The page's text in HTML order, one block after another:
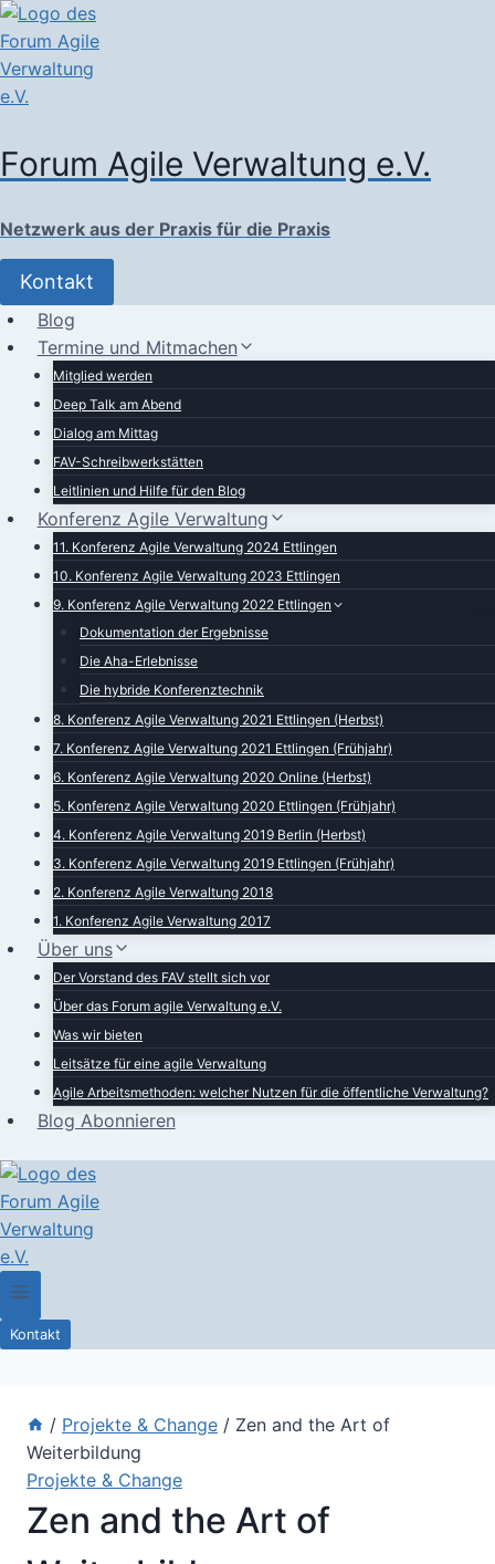
Zum
Inhalt
springen
Forum Agile Verwaltung e.V.
Netzwerk aus der Praxis für die Praxis
Kontakt
Blog
Termine und Mitmachen
Mitglied werden
Deep Talk am Abend
Dialog am Mittag
FAV-Schreibwerkstätten
Leitlinien und Hilfe für den Blog
Konferenz Agile Verwaltung
11. Konferenz Agile Verwaltung 2024 Ettlingen
10. Konferenz Agile Verwaltung 2023 Ettlingen
9. Konferenz Agile Verwaltung 2022 Ettlingen
Dokumentation der Ergebnisse
Die Aha-Erlebnisse
Die hybride Konferenztechnik
8. Konferenz Agile Verwaltung 2021 Ettlingen (Herbst)
7. Konferenz Agile Verwaltung 2021 Ettlingen (Frühjahr)
6. Konferenz Agile Verwaltung 2020 Online (Herbst)
5. Konferenz Agile Verwaltung 2020 Ettlingen (Frühjahr)
4. Konferenz Agile Verwaltung 2019 Berlin (Herbst)
3. Konferenz Agile Verwaltung 2019 Ettlingen (Frühjahr)
2. Konferenz Agile Verwaltung 2018
1. Konferenz Agile Verwaltung 2017
Über uns
Der Vorstand des FAV stellt sich vor
Über das Forum agile Verwaltung e.V.
Was wir bieten
Leitsätze für eine agile Verwaltung
Agile Arbeitsmethoden: welcher Nutzen für die öffentliche Verwaltung?
Blog Abonnieren
Kontakt
/ Projekte & Change / Zen and the Art of
Weiterbildung
Projekte & Change
Zen and the Art of